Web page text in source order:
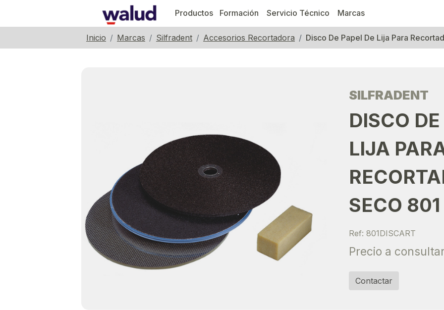
Productos Formación Servicio Técnico Marcas
Inicio Marcas Silfradent Accesorios Recortadora Disco De Papel De Lija Para
SILFRADENT
DISCO
LIJA
SECO 801
Ref: 801DISCART
Precio a
Contactar